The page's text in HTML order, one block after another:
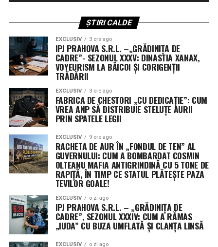
Fără scutire de la reducerile automate de cheltuieli
O altă cerere respinsă a vizat scutirea fondurilor de
reconciliere aprobate anul trecut de la mecanismul de
sechestrare (reduceri automate). Fără această excepție,
indisponibile.
Următorii pași în Congres
Senatul urmează să voteze rezoluția în această
săptămână, înainte de începerea vacanței de august.
Camera Reprezentanților, deja în pauză, și-a adoptat
propria variantă pe 21 iulie. Cele două texte vor trebui
fie unificate, fie una dintre camere va trebui să adopte
varianta celeilalte, pentru ca proiectul să ajungă pe
masa președintelui Donald Trump.
Președinta Comisiei de buget din Senat, Susan Collins, a
descris rezoluția drept „un pas important” pentru
ȘTIRI CALDE
EXCLUSIV 3 ore ago
IPJ PRAHOVA S.R.L. –„GRĂDINIȚA DE
CADRE”- SEZONUL XXXV: DINASTIA XANAX,
VOYEURISM LA BĂICOI ȘI CORIGENȚII
TRĂDĂRII
EXCLUSIV 3 ore ago
FABRICA DE CHESTORI „CU DEDICAȚIE”: CUM
VREA ANP SĂ DISTRIBUIE STELUȚE AURII
PRIN SPATELE LEGII
EXCLUSIV 9 ore ago
RACHETA DE AUR ÎN „FONDUL DE TEN” AL
GUVERNULUI: CUM A BOMBARDAT COSMIN
OLTEANU MAFIA ANTIGRINDINĂ CU 5 TONE DE
RAPIȚĂ, ÎN TIMP CE STATUL PLĂTEȘTE PAZA
TEVILOR GOALE!
EXCLUSIV o zi ago
IPJ PRAHOVA S.R.L. – „GRĂDINIȚA DE
CADRE”, SEZONUL XXXIV: CUM A RĂMAS
„IUDA” CU BUZA UMFLATĂ ȘI CLANȚA LINSĂ
EXCLUSIV o zi ago